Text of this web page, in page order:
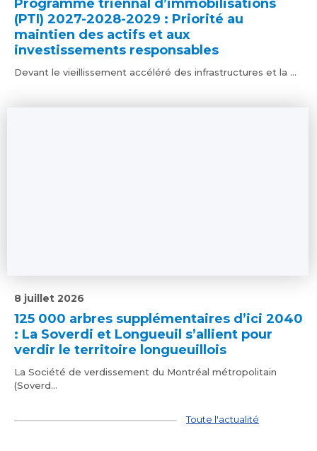
Programme triennal d’immobilisations
(PTI) 2027-2028-2029 : Priorité au
maintien des actifs et aux
investissements responsables
Devant le vieillissement accéléré des infrastructures et la ...
125 000 arbres supplémentaires d’ici 2040
: La Soverdi et Longueuil s’allient pour
verdir le territoire longueuillois
8 juillet 2026
La Société de verdissement du Montréal métropolitain
(Soverd...
Toute l'actualité